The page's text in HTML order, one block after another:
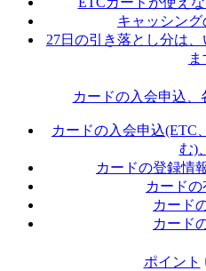
キャッシン
27日の引き落とし分は
カードの入会申込、
カードの入会申込(ETC
む)
カードの登録情
カード
カード
カード
ポイント